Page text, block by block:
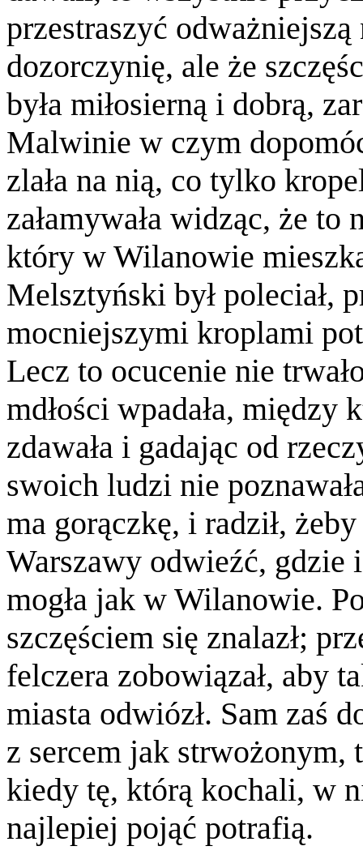
przestraszyć
dozorczynię, ale że
była miłosierną i dobrą,
Malwinie w czym
zlała na nią, co tylko
załamywała widząc, że
który w Wilanowie
Melsztyński był poleciał,
mocniejszymi kroplami
Lecz to ocucenie nie
mdłości wpadała,
zdawała i gadając od
swoich ludzi nie
ma gorączkę, i radził,
Warszawy odwieźć, gdzie
mogła jak w Wilanowie.
szczęściem się znalazł;
felczera zobowiązał, aby
miasta odwiózł. Sam zaś
z sercem jak
kiedy tę, którą kochali, w
najlepiej pojąć potrafią.